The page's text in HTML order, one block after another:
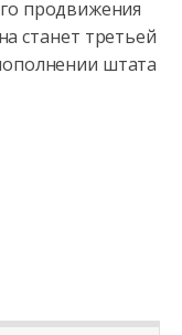
продвижения
станет третьей
штата